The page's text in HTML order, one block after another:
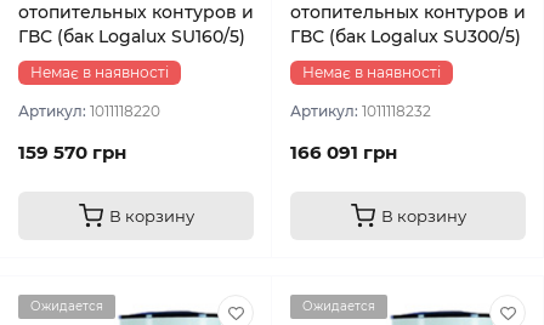
отопительных контуров и
ГВС (бак Logalux SU160/5)
Немає в наявності
Артикул: 1011118220
159 570 грн
В корзину
отопительных контуров и
ГВС (бак Logalux SU300/5)
Немає в наявності
Артикул: 1011118232
166 091 грн
В корзину
Ожидается Ожидается